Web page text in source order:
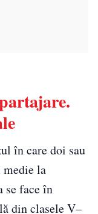
în care doi sau
la
se face în
din clasele V–